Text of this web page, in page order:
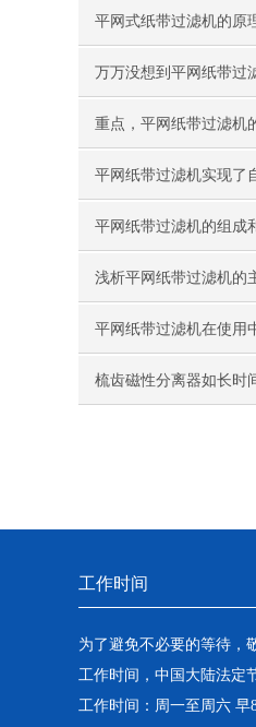
的！
平网式纸带过滤机的原
万万没想到平网纸带过
么多
重点，平网纸带过滤机
意事项
平网纸带过滤机实现了
过滤效果不错
平网纸带过滤机的组成
浅析平网纸带过滤机的
平网纸带过滤机在使用
梳齿磁性分离器如长时
工作时间
为了避免不必要的等待，
工作时间，中国大陆法定
工作时间：周一至周六 早